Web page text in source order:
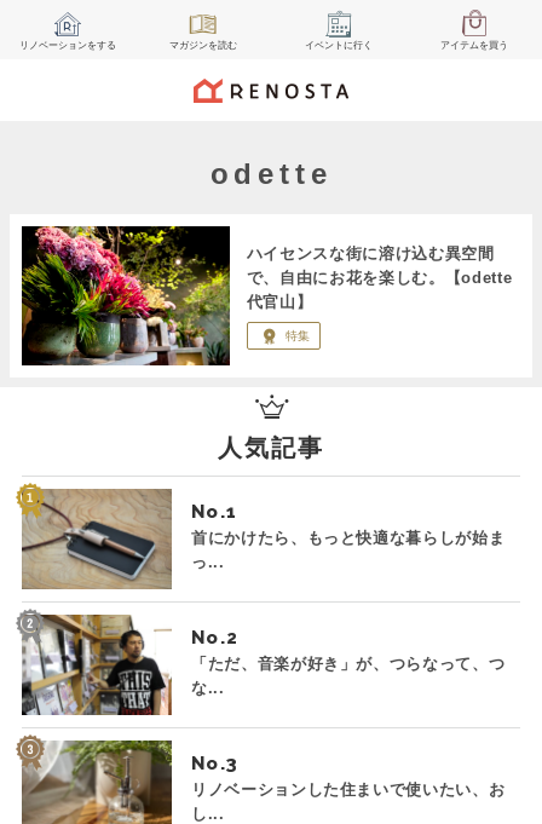
リノベーションをする マガジンを読む イベント に行く アイテムを買う
odette
ハイセンスな街に溶け込む異空間
で、自由にお花を楽しむ。【odette
代官山】
特集
人気記事
No.
首にかけたら、もっと快適な暮らしが始ま
っ...
No.
「ただ、音楽が好き」が、つらなって、つ
な...
No.
リノベーションした住まいで使いたい、お
し...